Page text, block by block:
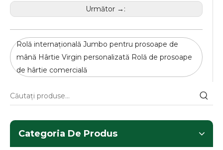
Următor →:
Rolă internațională Jumbo pentru prosoape de
mână Hârtie Virgin personalizată Rolă de prosoape
de hârtie comercială
Categoria De Produs